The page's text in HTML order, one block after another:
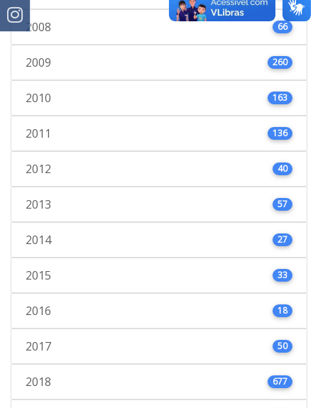
2008 66
2009 260
2010 163
2011 136
2012 40
2013 57
2014 27
2015 33
2016 18
2017 50
2018 677